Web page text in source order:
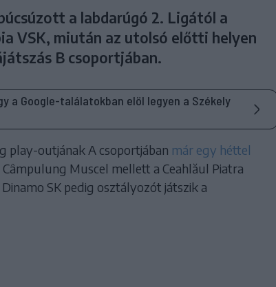
a labdarúgó 2. Ligától a
VSK, miután az utolsó előtti helyen
B csoportjában.
a Google-találatokban elöl legyen a Székely
play-outjának A csoportjában már egy héttel
Câmpulung Muscel mellett a Ceahlăul Piatra
SK pedig osztályozót játszik a